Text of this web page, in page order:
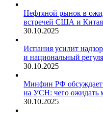
Нефтяной рынок в
встречей США и Китая
30.10.2025
Испания усилит
и национальный
30.10.2025
Минфин РФ обсуждает
на УСН: чего ожидать
30.10.2025